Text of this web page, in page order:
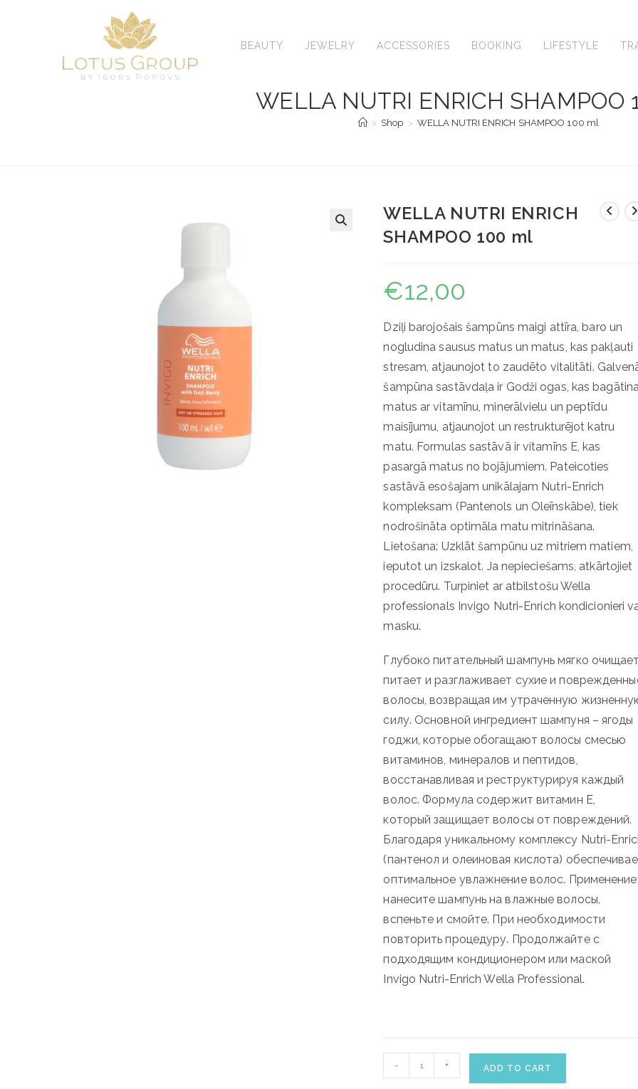
BEAUTY JEWELRY ACCESSORIES BOOKING LIFESTYLE
WELLA NUTRI ENRICH SHAMPOO
> Shop > WELLA NUTRI ENRICH SHAMPOO 100 ml
WELLA NUTRI ENRICH
SHAMPOO 100 ml
€12,00
Dziļi barojošais šampūns maigi attīra, baro un
nogludina sausus matus un matus, kas pakļauti
stresam, atjaunojot to zaudēto vitalitāti.
šampūna sastāvdaļa ir Godži ogas, kas
matus ar vitamīnu, minerālvielu un peptīdu
maisījumu, atjaunojot un restrukturējot katru
matu. Formulas sastāvā ir vitamīns E, kas
pasargā matus no bojājumiem. Pateicoties
sastāvā esošajam unikālajam Nutri-Enrich
kompleksam (Pantenols un Oleīnskābe), tiek
nodrošināta optimāla matu mitrināšana.
Lietošana: Uzklāt šampūnu uz mitriem matiem,
ieputot un izskalot. Ja nepieciešams, atkārtojiet
procedūru. Turpiniet ar atbilstošu Wella
professionals Invigo Nutri-Enrich kondicionieri
masku.
Глубоко питательный шампунь мягко
питает и разглаживает сухие и
волосы, возвращая им утраченную
силу. Основной ингредиент шампуня – ягоды
годжи, которые обогащают волосы смесью
витаминов, минералов и пептидов,
восстанавливая и реструктурируя каждый
волос. Формула содержит витамин Е,
который защищает волосы от повреждений.
Благодаря уникальному комплексу Nutri-
(пантенол и олеиновая кислота)
оптимальное увлажнение волос. Применение:
нанесите шампунь на влажные волосы,
вспеньте и смойте. При необходимости
повторить процедуру. Продолжайте с
подходящим кондиционером или маской
Invigo Nutri-Enrich Wella Professional.
NUTRI
- + ADD TO CART